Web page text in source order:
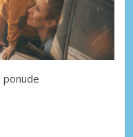
naših
ponude